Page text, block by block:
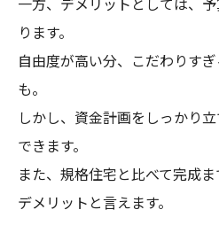
ります。
自由度が高い分、こだわりす
も。
しかし、資金計画をしっかり
できます。
また、規格住宅と比べて完成
デメリットと言えます。